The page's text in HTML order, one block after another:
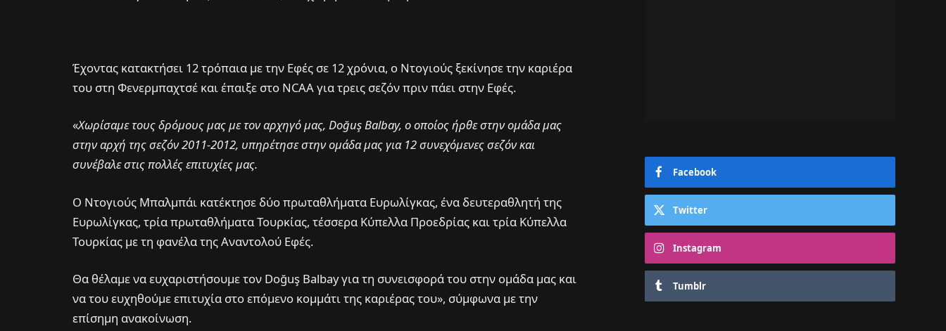
Έχοντας κατακτήσει 12 τρόπαια με την Εφές σε 12 χρόνια, ο Ντογιούς ξεκίνησε την καριέρα
του στη Φενερμπαχτσέ και έπαιξε στο NCAA για τρεις σεζόν πριν πάει στην Εφές.
«Χωρίσαμε τους δρόμους μας με τον αρχηγό μας, Doğuş Balbay, ο οποίος ήρθε στην ομάδα μας
στην αρχή της σεζόν 2011-2012, υπηρέτησε στην ομάδα μας για 12 συνεχόμενες σεζόν και
συνέβαλε στις πολλές επιτυχίες μας.
Ο Ντογιούς Μπαλμπάι κατέκτησε δύο πρωταθλήματα Ευρωλίγκας, ένα δευτεραθλητή της
Ευρωλίγκας, τρία πρωταθλήματα Τουρκίας, τέσσερα Κύπελλα Προεδρίας και τρία Κύπελλα
Τουρκίας με τη φανέλα της Αναντολού Εφές.
Θα θέλαμε να ευχαριστήσουμε τον Doğuş Balbay για τη συνεισφορά του στην ομάδα μας και
να του ευχηθούμε επιτυχία στο επόμενο κομμάτι της καριέρας του», σύμφωνα με την
επίσημη ανακοίνωση.
Facebook
Twitter
Instagram
Tumblr